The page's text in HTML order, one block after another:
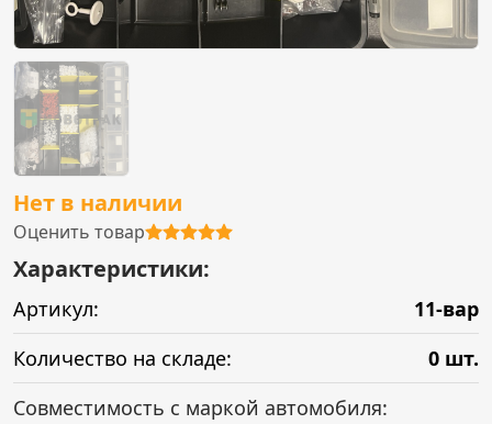
Нет в наличии
Оценить товар
Характеристики:
Артикул:
11-вар
Количество на складе:
0 шт.
Совместимость с маркой автомобиля: